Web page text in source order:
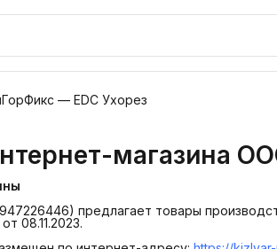
ГорФикс — EDC Ухорез
магазина
предлагает товары
08.11.2023.